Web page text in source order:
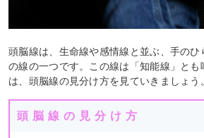
頭脳線は、生命線や感情線と並ぶ、手の
の線の一つです。この線は「知能線」と
は、頭脳線の見分け方を見ていきましょう。
頭脳線の見分け方